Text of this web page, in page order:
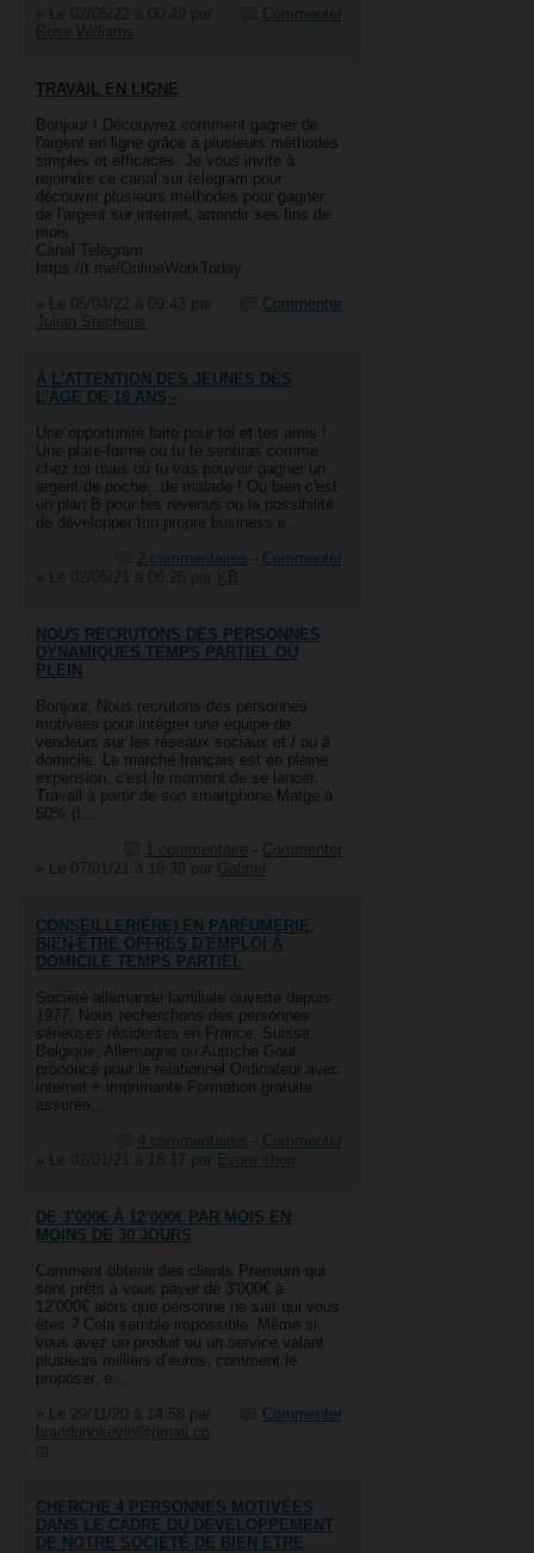
Commenter
»
TRAVAIL EN LIGNE
Bonjour ! Découvrez comment gagner de
l'argent en ligne grâce à plusieurs méthodes
simples et efficaces. Je vous invite à
rejoindre ce canal sur telegram pour
découvrir plusieurs méthodes pour gagner
de l'argent sur internet, arrondir ses fins de
mois.
Canal Telegram :
https://t.me/OnlineWorkToday
Commenter
»
À L'ATTENTION DES JEUNES DÈS
L'ÂGE DE 18 ANS -
Une opportunité faite pour toi et tes amis !
Une plate-forme où tu te sentiras comme
chez toi mais où tu vas pouvoir gagner un
argent de poche...de malade ! Ou bien c'est
un plan B pour tes revenus ou la possibilité
de développer ton propre business e…
2 commentaires - Commenter
»
NOUS RECRUTONS DES PERSONNES
DYNAMIQUES TEMPS PARTIEL OU
PLEIN
Bonjour, Nous recrutons des personnes
motivées pour intégrer une équipe de
vendeurs sur les réseaux sociaux et / ou à
domicile. Le marché français est en pleine
expension, c'est le moment de se lancer.
Travail à partir de son smartphone Marge à
50% (t…
1 commentaire - Commenter
»
CONSEILLER(ÈRE) EN PARFUMERIE,
BIEN-ÊTRE OFFRES D'EMPLOI À
DOMICILE TEMPS PARTIEL
Société allemande familiale ouverte depuis
1977, Nous recherchons des personnes
sérieuses résidentes en France, Suisse,
Belgique, Allemagne ou Autriche Gout
prononcé pour le relationnel Ordinateur avec
internet + imprimante Formation gratuite
assurée,…
4 commentaires - Commenter
»
DE 3’000€ À 12’000€ PAR MOIS EN
MOINS DE 30 JOURS
Comment obtenir des clients Premium qui
sont prêts à vous payer de 3’000€ à
12’000€ alors que personne ne sait qui vous
êtes ? Cela semble impossible. Même si
vous avez un produit ou un service valant
plusieurs milliers d’euros, comment le
proposer, e…
Commenter
»
CHERCHE 4 PERSONNES MOTIVÉES
DANS LE CADRE DU DÉVELOPPEMENT
DE NOTRE SOCIÉTÉ DE BIEN ETRE